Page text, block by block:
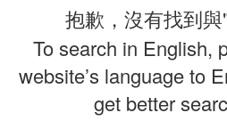
抱歉，沒有找到
To search in English,
website’s language to
get better